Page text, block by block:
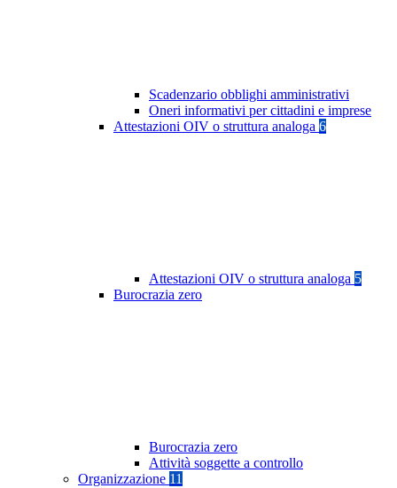
Scadenzario obblighi amministrativi
Oneri informativi per cittadini e imprese
Attestazioni OIV o struttura analoga 6
Attestazioni OIV o struttura analoga 5
Burocrazia zero
Burocrazia zero
Attività soggette a controllo
Organizzazione 11